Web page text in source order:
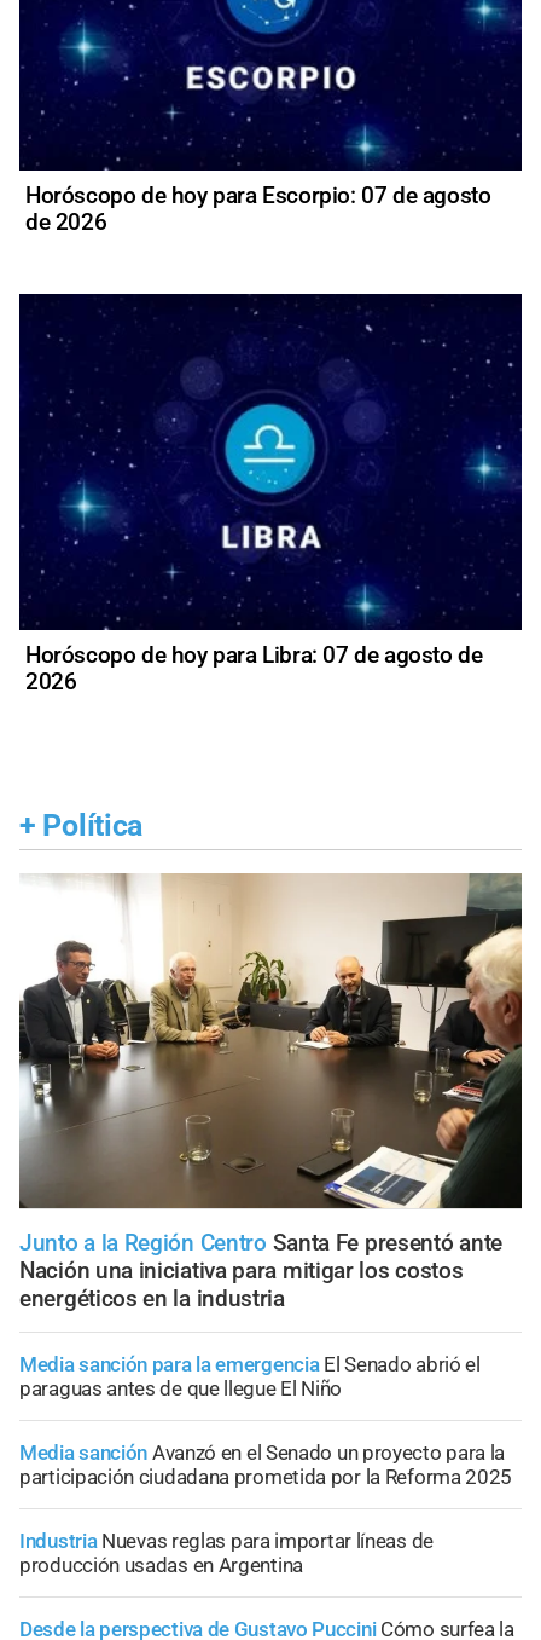
Horóscopo de hoy para Escorpio: 07 de agosto
de 2026
Horóscopo de hoy para Libra: 07 de agosto de
2026
+ Política
Junto a la Región Centro Santa Fe presentó ante
Nación una iniciativa para mitigar los costos
energéticos en la industria
Media sanción para la emergencia El Senado abrió el
paraguas antes de que llegue El Niño
Media sanción Avanzó en el Senado un proyecto para la
participación ciudadana prometida por la Reforma 2025
Industria Nuevas reglas para importar líneas de
producción usadas en Argentina
Desde la perspectiva de Gustavo Puccini Cómo surfea la